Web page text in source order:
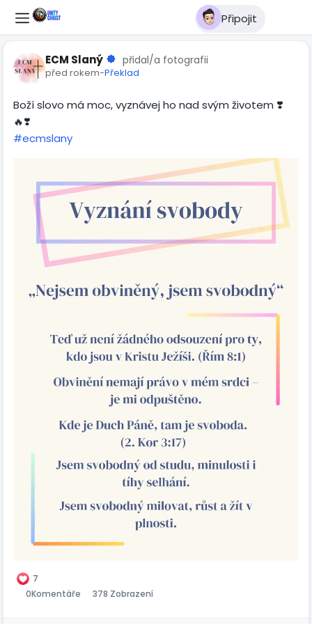
Připojit
ECM Slaný přidal/a fotografii
před rokem-Překlad
Boží slovo má moc, vyznávej ho nad svým životem ❣️
🔥❣️
#ecmslany
7
0Komentáře 378 Zobrazení